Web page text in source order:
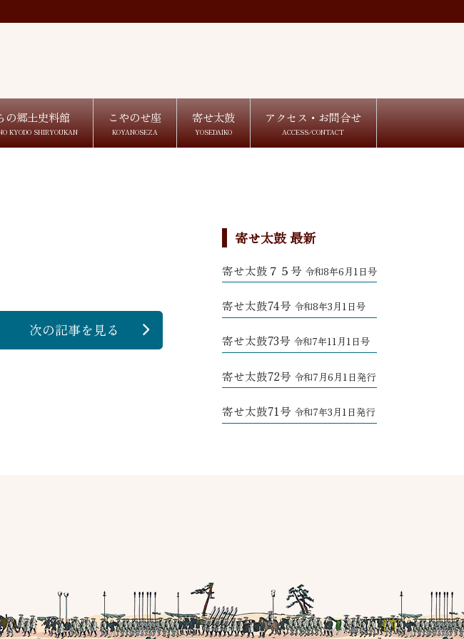
の郷土史料館
KYODO SHIRYOUKAN
こやのせ座
KOYANOSEZA
寄せ太鼓
YOSEDAIKO
アクセス・お問合せ
ACCESS/CONTACT
次の記事を見る
寄せ太鼓 最新
寄せ太鼓７５号 令和8年6月1日号
寄せ太鼓74号 令和8年3月1日号
寄せ太鼓73号 令和7年11月1日号
寄せ太鼓72号 令和7月6月1日発行
寄せ太鼓71号 令和7年3月1日発行